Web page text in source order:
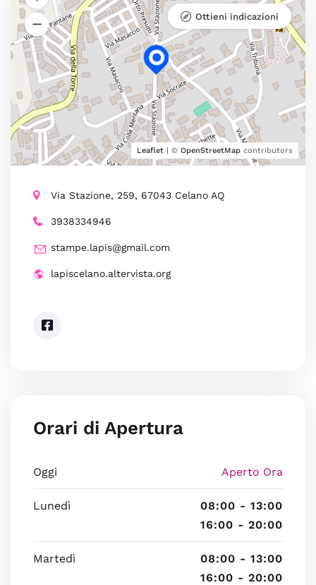
Leaflet | © OpenStreetMap contributors
Ottieni indicazioni
Via Stazione, 259, 67043 Celano AQ
3938334946
stampe.lapis@gmail.com
lapiscelano.altervista.org
Orari di Apertura
Oggi Aperto Ora
Lunedì
08:00 - 13:00
16:00 - 20:00
Martedì
08:00 - 13:00
16:00 - 20:00